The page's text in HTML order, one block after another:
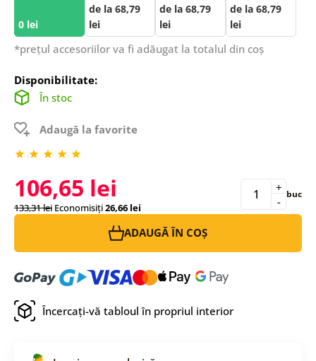
0 lei
de la 68,79
lei
de la 68,79
lei
de la 68,79
lei
*prețul accesoriilor va fi adăugat la totalul din coș
Disponibilitate:
În stoc
Adaugă la favorite
106,65 lei
133,31 lei Economisiți26,66 lei -
+ buc
ADAUGĂ ÎN COȘ
Încercați-vă tabloul în propriul interior